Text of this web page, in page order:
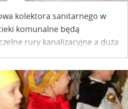
kolektora sanitarnego w
komunalne będą
rury kanalizacyjne a duża
się przez kanał